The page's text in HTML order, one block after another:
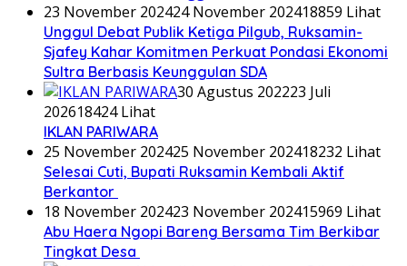
23 November 202424 November 202418859 Lihat
Unggul Debat Publik Ketiga Pilgub, Ruksamin-
Sjafey Kahar Komitmen Perkuat Pondasi Ekonomi
Sultra Berbasis Keunggulan SDA
30 Agustus 202223 Juli
202618424 Lihat
IKLAN PARIWARA
25 November 202425 November 202418232 Lihat
Selesai Cuti, Bupati Ruksamin Kembali Aktif
Berkantor
18 November 202423 November 202415969 Lihat
Abu Haera Ngopi Bareng Bersama Tim Berkibar
Tingkat Desa